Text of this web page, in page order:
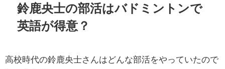
鈴鹿央士の部活はバドミントンで
英語が得意？
高校時代の鈴鹿央士さんはどんな部活をやっていたので